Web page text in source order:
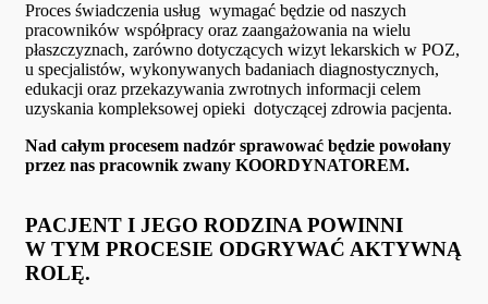
Proces świadczenia usług wymagać będzie od naszych
pracowników współpracy oraz zaangażowania na wielu
płaszczyznach, zarówno dotyczących wizyt lekarskich w POZ,
u specjalistów, wykonywanych badaniach diagnostycznych,
edukacji oraz przekazywania zwrotnych informacji celem
uzyskania kompleksowej opieki dotyczącej zdrowia pacjenta.
Nad całym procesem nadzór sprawować będzie powołany
przez nas pracownik zwany KOORDYNATOREM.
PACJENT I JEGO RODZINA POWINNI
W TYM PROCESIE ODGRYWAĆ AKTYWNĄ
ROLĘ.